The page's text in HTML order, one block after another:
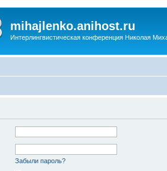
mihajlenko.anihost.ru
Интерлингвистическая конференция Николая
Забыли пароль?